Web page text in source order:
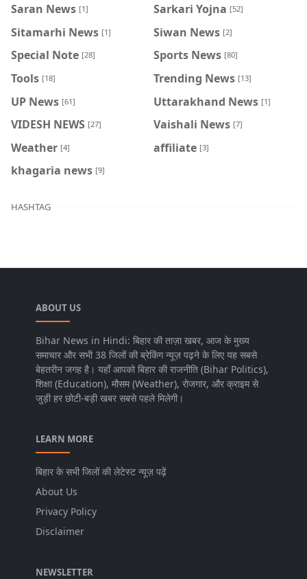
Saran News [1] Sarkari Yojna [52]
Sitamarhi News [1] Siwan News [2]
Special Note [28] Sports News [80]
Tools [18] Trending News [13]
UP News [61] Uttarakhand News [1]
VIDESH NEWS [27] Vaishali News [7]
Weather [4] affiliate [3]
khagaria news [9]
HASHTAG
ABOUT US
Bihar News in Hindi: बिहार की ताज़ा खबर, आज के मुख्य
समाचार और सभी 38 जिलों की ब्रेकिंग न्यूज़ पढ़ने के लिए यह सबसे
बेहतरीन जगह है। यहाँ आपको बिहार की राजनीति (Bihar Politics),
शिक्षा (Education), मौसम (Weather), रोजगार, और क्राइम से
जुड़ी हर छोटी-बड़ी खबर सबसे पहले मिलेगी।
LEARN MORE
बिहार के सभी जिलों की लेटेस्ट न्यूज़ पढ़ें
About Us
Privacy Policy
Disclaimer
NEWSLETTER